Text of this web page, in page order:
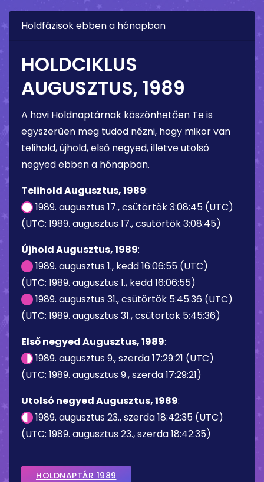
Holdfázisok ebben a hónapban
HOLDCIKLUS
AUGUSZTUS, 1989
A havi Holdnaptárnak köszönhetően Te is
egyszerűen meg tudod nézni, hogy mikor van
telihold, újhold, első negyed, illetve utolsó
negyed ebben a hónapban.
Telihold Augusztus, 1989:
1989. augusztus 17., csütörtök 3:08:45 (UTC)
(UTC: 1989. augusztus 17., csütörtök 3:08:45)
Újhold Augusztus, 1989:
1989. augusztus 1., kedd 16:06:55 (UTC)
(UTC: 1989. augusztus 1., kedd 16:06:55)
1989. augusztus 31., csütörtök 5:45:36 (UTC)
(UTC: 1989. augusztus 31., csütörtök 5:45:36)
Első negyed Augusztus, 1989:
1989. augusztus 9., szerda 17:29:21 (UTC)
(UTC: 1989. augusztus 9., szerda 17:29:21)
Utolsó negyed Augusztus, 1989:
1989. augusztus 23., szerda 18:42:35 (UTC)
(UTC: 1989. augusztus 23., szerda 18:42:35)
HOLDNAPTÁR 1989